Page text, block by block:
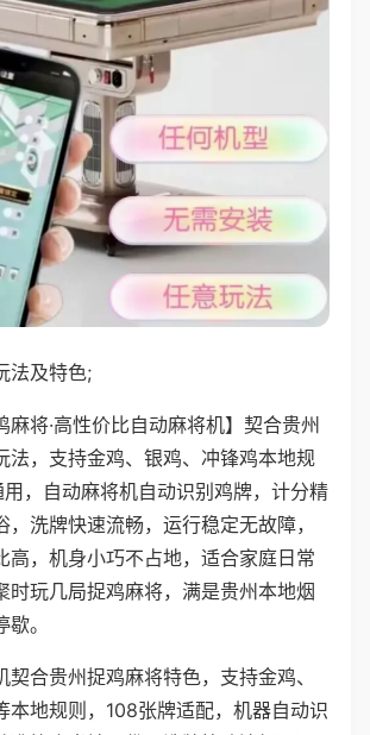
法及特色;
麻将·高性价比自动麻将机】契合贵州
法，支持金鸡、银鸡、冲锋鸡本地规
，自动麻将机自动识别鸡牌，计分精
，洗牌快速流畅，运行稳定无故障，
高，机身小巧不占地，适合家庭日常
时玩几局捉鸡麻将，满是贵州本地烟
。
契合贵州捉鸡麻将特色，支持金鸡、
本地规则，108张牌适配，机器自动识